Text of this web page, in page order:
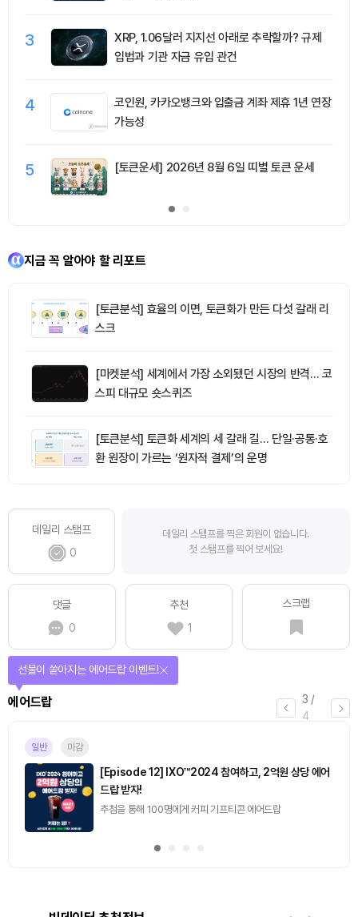
3
XRP, 1.06달러 지지선 아래로 추락할까? 규제
입법과 기관 자금 유입 관건
4
코인원, 카카오뱅크와 입출금 계좌 제휴 1년 연장
가능성
5 [토큰운세] 2026년 8월 6일 띠별 토큰 운세
지금 꼭 알아야 할 리포트
[토큰분석] 효율의 이면, 토큰화가 만든 다섯 갈래 리
스크
[마켓분석] 세계에서 가장 소외됐던 시장의 반격… 코
스피 대규모 숏스퀴즈
[토큰분석] 토큰화 세계의 세 갈래 길… 단일·공통·호
환 원장이 가르는 ‘원자적 결제’의 운명
데일리 스탬프
0
데일리 스탬프를 찍은 회원이 없습니다.
첫 스탬프를 찍어 보세요!
댓글
0
추천
1
스크랩
3 /
4
에어드랍
선물이 쏟아지는 에어드랍 이벤트!
일반 마감
[Episode 12] IXO™2024 참여하고, 2억원 상당 에어
드랍 받자!
추첨을 통해 100명에게 커피 기프티콘 에어드랍